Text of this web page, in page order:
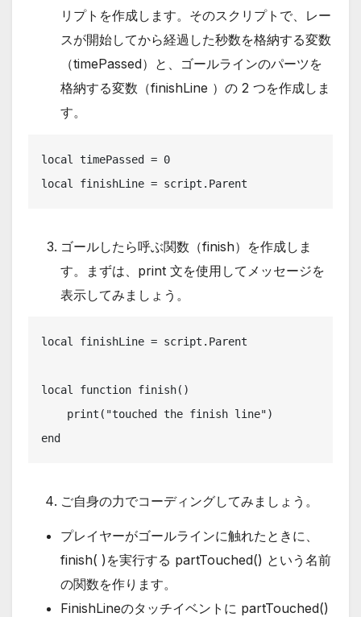
リプトを作成します。そのスクリプトで、レー
スが開始してから経過した秒数を格納する変数
（timePassed）と、ゴールラインのパーツを
格納する変数（finishLine ）の 2 つを作成しま
す。
local timePassed = 0
local finishLine = script.Parent
ゴールしたら呼ぶ関数（finish）を作成しま
す。まずは、print 文を使用してメッセージを
表示してみましょう。
local finishLine = script.Parent
local function finish()
end
ご自身の力でコーディングしてみましょう。
プレイヤーがゴールラインに触れたときに、
finish( )を実行する partTouched() という名前
の関数を作ります。
FinishLineのタッチイベントに partTouched()